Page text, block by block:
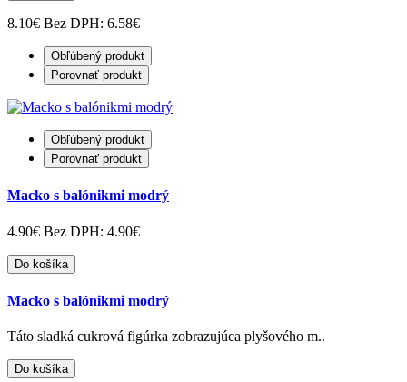
8.10€ Bez DPH: 6.58€
Obľúbený produkt
Porovnať produkt
Obľúbený produkt
Porovnať produkt
Macko s balónikmi modrý
4.90€ Bez DPH: 4.90€
Do košíka
Macko s balónikmi modrý
Táto sladká cukrová figúrka zobrazujúca plyšového m..
Do košíka